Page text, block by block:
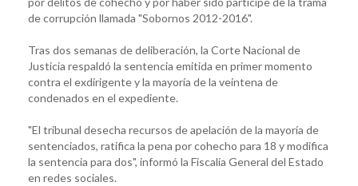
de corrupción llamada "Sobornos 2012-2016".
Tras dos semanas de deliberación, la Corte Nacional de
Justicia respaldó la sentencia emitida en primer momento
contra el exdirigente y la mayoría de la veintena de
condenados en el expediente.
"El tribunal desecha recursos de apelación de la mayoría de
sentenciados, ratifica la pena por cohecho para 18 y modifica
la sentencia para dos", informó la Fiscalía General del Estado
en redes sociales.